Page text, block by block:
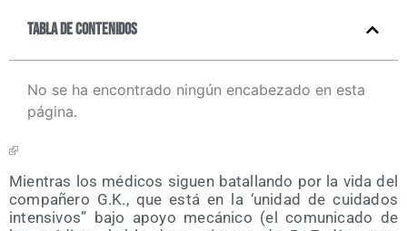
Tabla de contenidos
No se ha encontrado ningún encabezado en esta
página.
Mien­tras los médi­cos siguen bata­llan­do por la vida del
com­pa­ñe­ro G.K., que está en la ‘uni­dad de cui­da­dos
inten­si­vos” bajo apo­yo mecá­ni­co (el comu­ni­ca­do de